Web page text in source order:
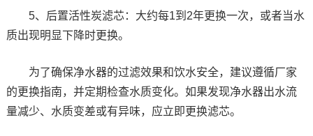
5、后置活性炭滤芯：大约每1到2年更换一次，或者当水
质出现明显下降时更换。
为了确保净水器的过滤效果和饮水安全，建议遵循厂家
的更换指南，并定期检查水质变化。如果发现净水器出水流
量减少、水质变差或有异味，应立即更换滤芯。